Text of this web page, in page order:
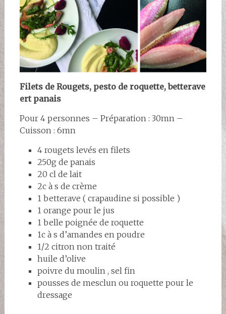
Filets de Rougets, pesto de roquette, betterave
ert panais
Pour 4 personnes – Préparation : 30mn –
Cuisson : 6mn
4 rougets levés en filets
250g de panais
20 cl de lait
2c à s de crème
1 betterave ( crapaudine si possible )
1 orange pour le jus
1 belle poignée de roquette
1c à s d’amandes en poudre
1/2 citron non traité
huile d’olive
poivre du moulin , sel fin
pousses de mesclun ou roquette pour le
dressage